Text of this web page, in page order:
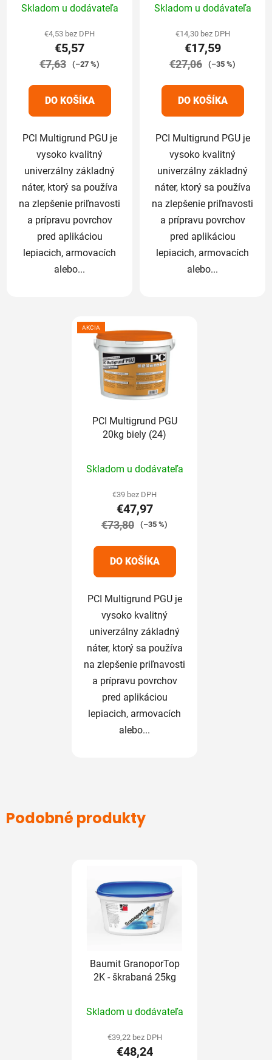
hodnotenie
produktu
je
5,0
5
hviezdičiek.
Skladom u dodávateľa
€4,53 bez DPH
€5,57
€7,63 (–27 %)
DO KOŠÍKA
PCI Multigrund PGU je
vysoko kvalitný
univerzálny základný
náter, ktorý sa používa
na zlepšenie priľnavosti
a prípravu povrchov
pred aplikáciou
lepiacich, armovacích
alebo...
hodnotenie
produktu
je
5,0
5
hviezdičiek.
Skladom u dodávateľa
€14,30 bez DPH
€17,59
€27,06 (–35 %)
DO KOŠÍKA
PCI Multigrund PGU je
vysoko kvalitný
univerzálny základný
náter, ktorý sa používa
na zlepšenie priľnavosti
a prípravu povrchov
pred aplikáciou
lepiacich, armovacích
alebo...
AKCIA
PCI Multigrund PGU
20kg biely (24)
hodnotenie
produktu
je
5,0
5
hviezdičiek.
Skladom u dodávateľa
€39 bez DPH
€47,97
€73,80 (–35 %)
DO KOŠÍKA
PCI Multigrund PGU je
vysoko kvalitný
univerzálny základný
náter, ktorý sa používa
na zlepšenie priľnavosti
a prípravu povrchov
pred aplikáciou
lepiacich, armovacích
alebo...
Podobné produkty
Baumit GranoporTop
2K - škrabaná 25kg
hodnotenie
produktu
je
Skladom u dodávateľa
€39,22 bez DPH
€48,24